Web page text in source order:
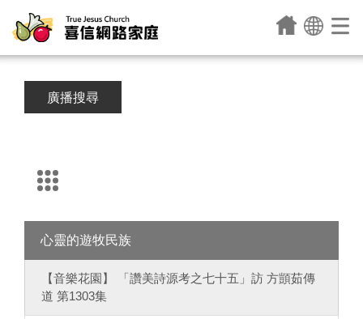
廣播搜尋
心靈的遊牧民族
【音樂花園】 「讚美詩源考之七十五」訪 方顗茹傳
道 第1303集